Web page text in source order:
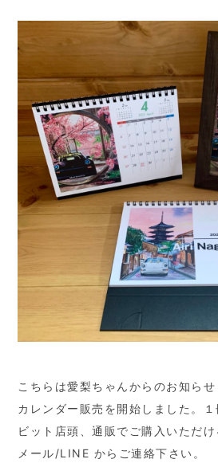
こちらは愛梨ちゃんからのお知ら
カレンダー販売を開始しました。
ビット店頭、通販でご購入いただ
メール/LINE からご連絡下さい。